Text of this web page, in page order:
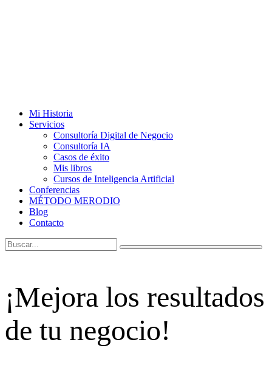
Mi Historia
Servicios
Consultoría Digital de Negocio
Consultoría IA
Casos de éxito
Mis libros
Cursos de Inteligencia Artificial
Conferencias
MÉTODO MERODIO
Blog
Contacto
¡Mejora los resultados
de tu negocio!